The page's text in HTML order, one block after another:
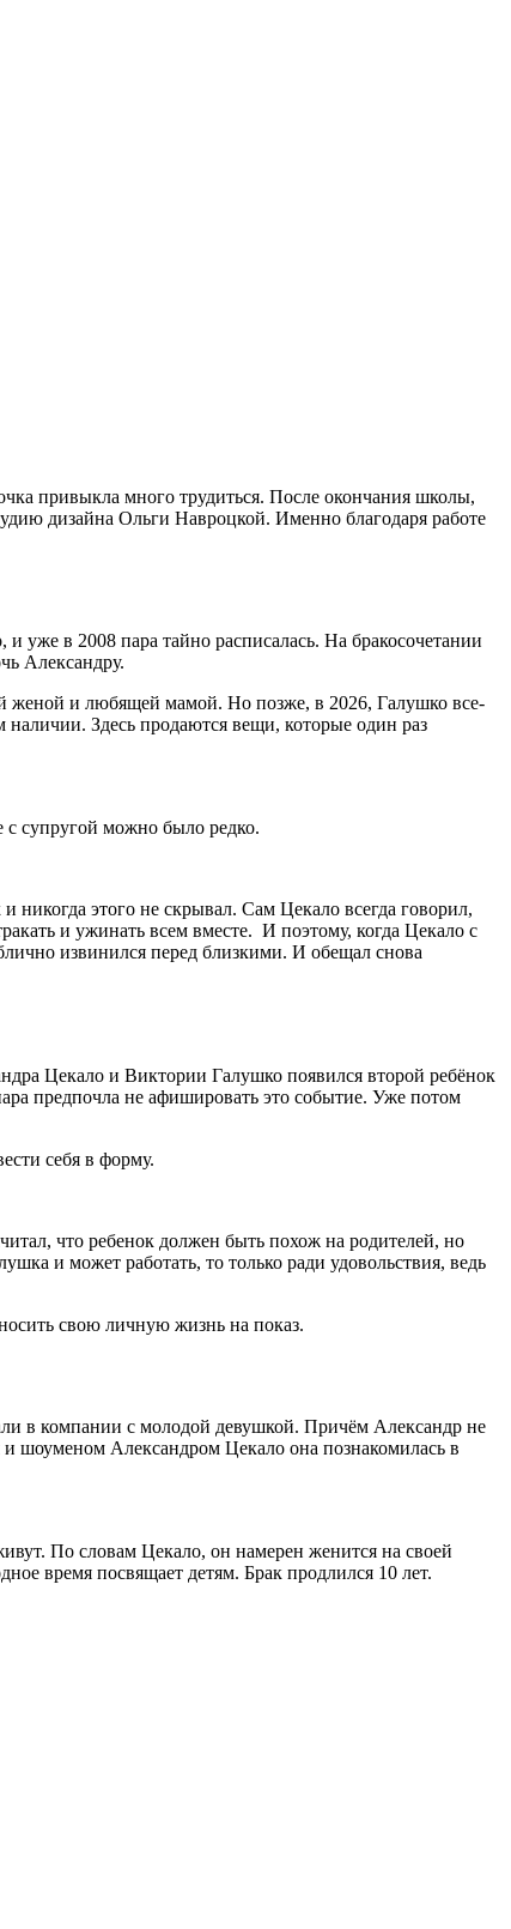
привыкла много трудиться. После окончания школы,
дизайна Ольги Навроцкой. Именно благодаря работе
уже в 2008 пара тайно расписалась. На бракосочетании
Александру.
женой и любящей мамой. Но позже, в 2026, Галушко все-
Здесь продаются вещи, которые один раз
с супругой можно было редко.
никогда этого не скрывал. Сам Цекало всегда говорил,
и ужинать всем вместе. И поэтому, когда Цекало с
извинился перед близкими. И обещал снова
Цекало и Виктории Галушко появился второй ребёнок
предпочла не афишировать это событие. Уже потом
себя в форму.
что ребенок должен быть похож на родителей, но
и может работать, то только ради удовольствия, ведь
свою личную жизнь на показ.
в компании с молодой девушкой. Причём Александр не
шоуменом Александром Цекало она познакомилась в
По словам Цекало, он намерен женится на своей
время посвящает детям. Брак продлился 10 лет.